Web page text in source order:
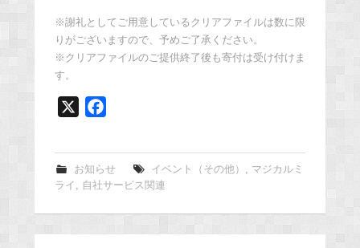
※謝礼としてご用意しているクリアファイルは数に限
りがございますので、予めご了承ください。
※クリアファイルのご提供終了後も寄付は受け付けま
す。
e
b
o
o
お知らせ イベント（その他） , マジカルミ
ライ , 自社サービス関連